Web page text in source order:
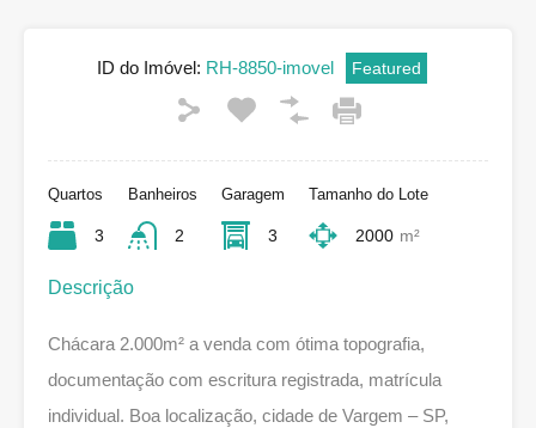
ID do Imóvel: RH-8850-imovel Featured
Quartos
3
Banheiros
2
Garagem
3
Tamanho do Lote
2000 m²
Descrição
Chácara 2.000m² a venda com ótima topografia,
documentação com escritura registrada, matrícula
individual. Boa localização, cidade de Vargem – SP,